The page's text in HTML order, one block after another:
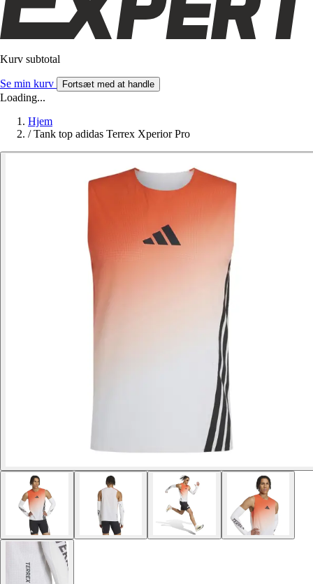
Kurv subtotal
Se min kurv Fortsæt med at handle
Loading...
Hjem
/ Tank top adidas Terrex Xperior Pro